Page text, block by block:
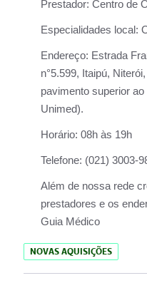
Prestador: Centro de
Especialidades local:
Endereço: Estrada
n°5.599, Itaipú,
pavimento superior
Unimed).
Horário: 08h às 19h
Telefone: (021) 3003-
Além de nossa rede
prestadores e os
Guia Médico
NOVAS AQUISIÇÕES